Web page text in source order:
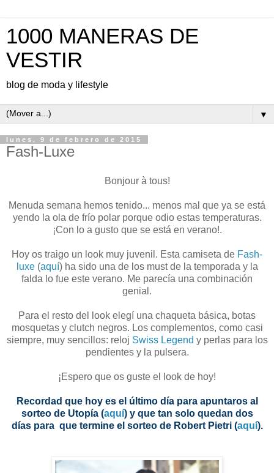
1000 MANERAS DE
VESTIR
blog de moda y lifestyle
▼
lunes, 9 de febrero de 2015
Fash-Luxe
Bonjour à tous!
Menuda semana hemos tenido... menos mal que ya se está
yendo la ola de frío polar porque odio estas temperaturas.
¡Con lo a gusto que se está en verano!.
Hoy os traigo un look muy juvenil. Esta camiseta de Fash-
luxe(aquí) ha sido una de los must de la temporada y la
falda lo fue este verano. Me parecía una combinación
genial.
Para el resto del look elegí una chaqueta básica, botas
mosquetas y clutch negros. Los complementos, como casi
siempre, muy sencillos: reloj Swiss Legend y perlas para los
pendientes y la pulsera.
¡Espero que os guste el look de hoy!
Recordad que hoy es el último día para apuntaros al
sorteo de Utopía (aquí) y que tan solo quedan dos
días para que termine el sorteo de Robert Pietri (aquí).